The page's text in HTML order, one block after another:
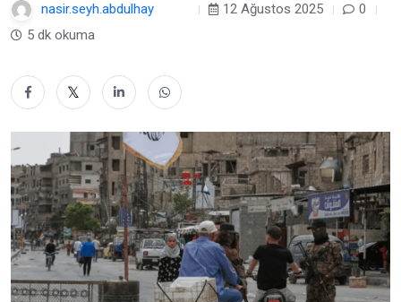
nasir.seyh.abdulhay 12 Ağustos 2025
0
5 dk okuma